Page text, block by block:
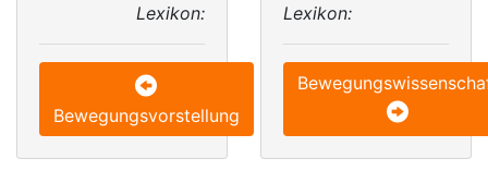
Lexikon:
Bewegungsvorstellung
Lexikon: